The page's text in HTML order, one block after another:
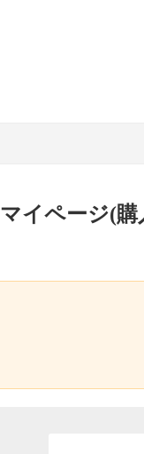
マイページ(購